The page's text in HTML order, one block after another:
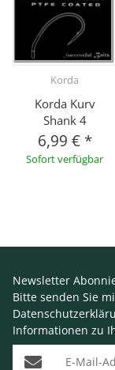
Korda
Korda Kurv
Shank 4
6,99 € *
Sofort verfügbar
Newsletter
Bitte senden Sie
Informationen zu
E-Mail-Adresse